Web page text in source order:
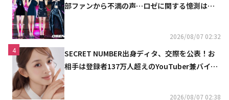
部ファンから不満の声…ロゼに関する憶測は否
2026/08/07 02:32
4
SECRET NUMBER出身ディタ、交際を公表！お
相手は登録者137万人超えのYouTuber兼バイオ
2026/08/07 02:38